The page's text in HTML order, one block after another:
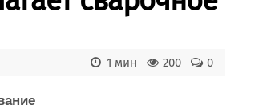
Отзывы
0
200
1 мин